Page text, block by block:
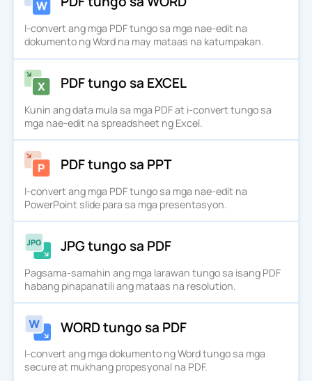
I-convert ang mga PDF tungo sa mga nae-edit na
dokumento ng Word na may mataas na katumpakan.
PDF tungo sa EXCEL
Kunin ang data mula sa mga PDF at i-convert tungo sa
mga nae-edit na spreadsheet ng Excel.
PDF tungo sa PPT
I-convert ang mga PDF tungo sa mga nae-edit na
PowerPoint slide para sa mga presentasyon.
JPG tungo sa PDF
Pagsama-samahin ang mga larawan tungo sa isang PDF
habang pinapanatili ang mataas na resolution.
WORD tungo sa PDF
I-convert ang mga dokumento ng Word tungo sa mga
secure at mukhang propesyonal na PDF.